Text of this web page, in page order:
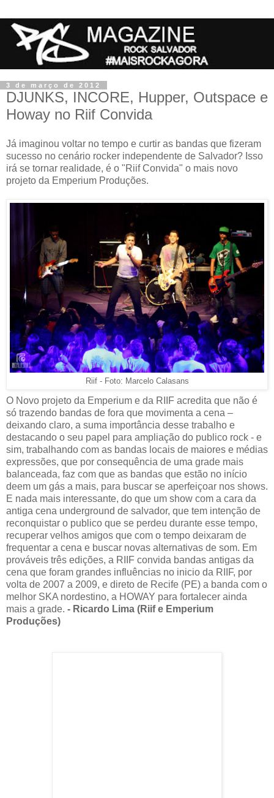
3 de março de 2012
DJUNKS, INCORE, Hupper, Outspace e
Howay no Riif Convida
Já imaginou voltar no tempo e curtir as bandas que fizeram
sucesso no cenário rocker independente de Salvador? Isso
irá se tornar realidade, é o "Riif Convida" o mais novo
projeto da Emperium Produções.
Riif - Foto: Marcelo Calasans
O Novo projeto da Emperium e da RIIF acredita que não é
só trazendo bandas de fora que movimenta a cena –
deixando claro, a suma importância desse trabalho e
destacando o seu papel para ampliação do publico rock - e
sim, trabalhando com as bandas locais de maiores e médias
expressões, que por consequência de uma grade mais
balanceada, faz com que as bandas que estão no início
deem um gás a mais, para buscar se aperfeiçoar nos shows.
E nada mais interessante, do que um show com a cara da
antiga cena underground de salvador, que tem intenção de
reconquistar o publico que se perdeu durante esse tempo,
recuperar velhos amigos que com o tempo deixaram de
frequentar a cena e buscar novas alternativas de som. Em
prováveis três edições, a RIIF convida bandas antigas da
cena que foram grandes influências no inicio da RIIF, por
volta de 2007 a 2009, e direto de Recife (PE) a banda com o
melhor SKA nordestino, a HOWAY para fortalecer ainda
mais a grade. - Ricardo Lima (Riif e Emperium
Produções)